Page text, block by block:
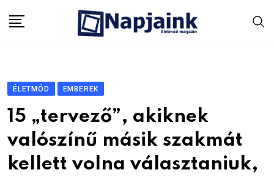
ÉLETMÓD EMBEREK
15 „tervező”, akiknek
valószínű másik szakmát
kellett volna választaniuk,